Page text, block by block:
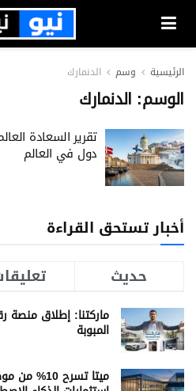
الرئيسية وسم الدنمارك
الوسم: الدنمارك
دول في العالم
أخبار تستحق القراءة
حديث
ماركتنا: إطلاق منصة
المبوبة
ميتا تسرح